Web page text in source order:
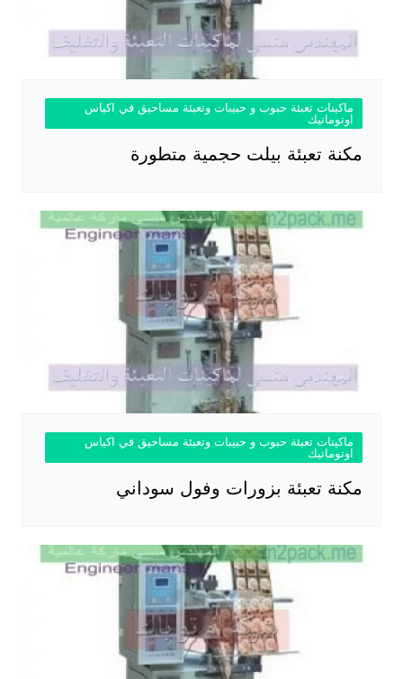
ماكينات تعبئة حبوب و حبيبات وتعبئة مساحيق في اكياس
اوتوماتيك
مكنة تعبئة بيلت حجمية متطورة
ماكينات تعبئة حبوب و حبيبات وتعبئة مساحيق في اكياس
اوتوماتيك
مكنة تعبئة بزورات وفول سوداني